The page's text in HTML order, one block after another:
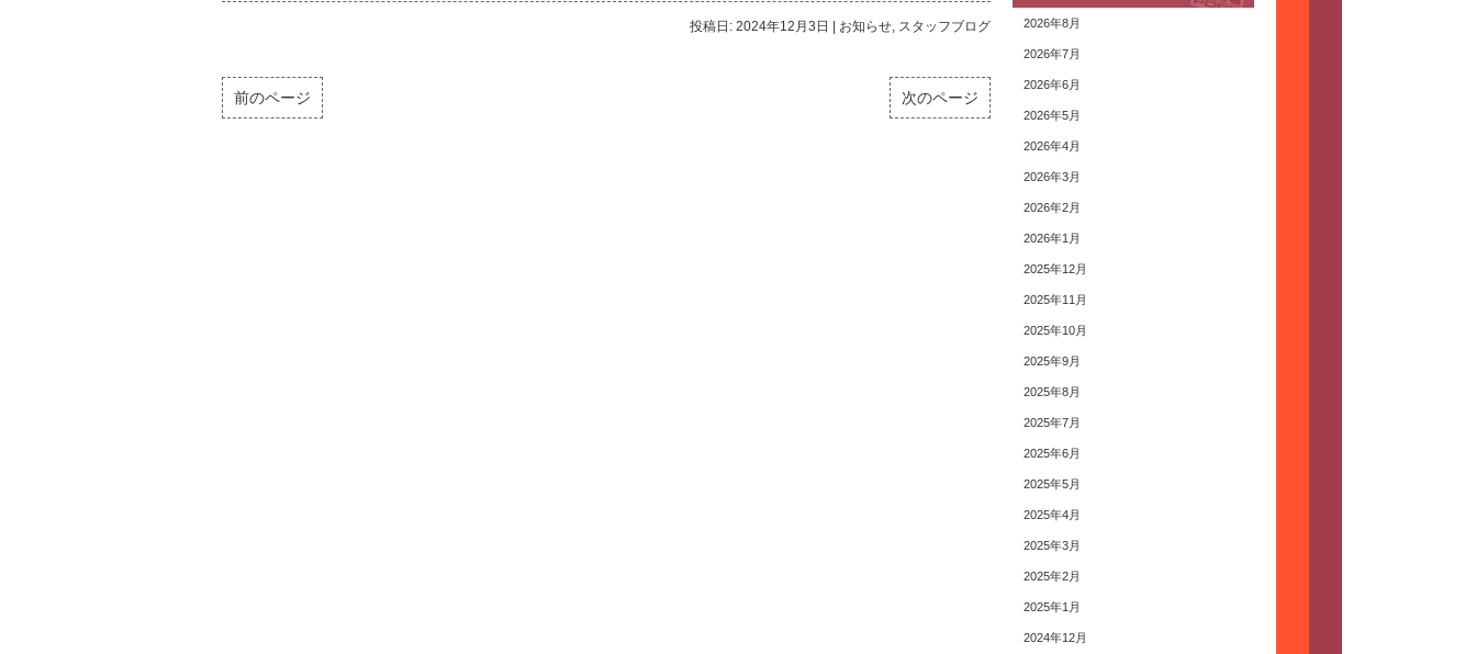
投稿日: 2024年12月3日 お知らせ, スタッフブログ
前のページ 次のページ
2026年8月
2026年7月
2026年6月
2026年5月
2026年4月
2026年3月
2026年2月
2026年1月
2025年12月
2025年11月
2025年10月
2025年9月
2025年8月
2025年7月
2025年6月
2025年5月
2025年4月
2025年3月
2025年2月
2025年1月
2024年12月